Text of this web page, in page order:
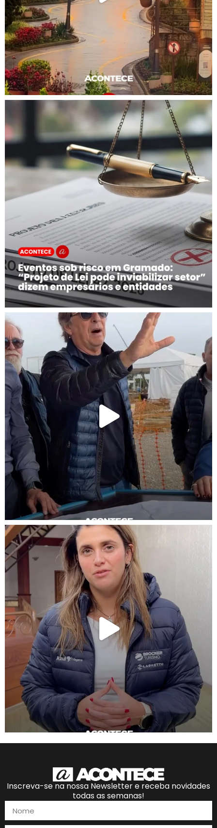
Inscreva-se na nossa Newsletter e receba novidades
todas as semanas!